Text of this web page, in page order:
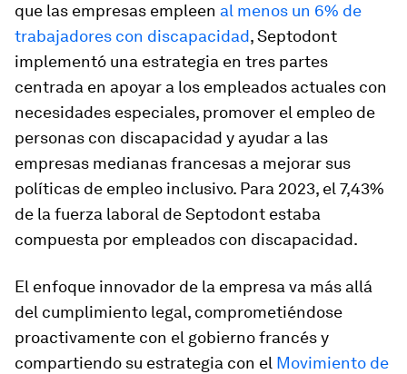
que las empresas empleen al menos un 6% de
trabajadores con discapacidad, Septodont
implementó una estrategia en tres partes
centrada en apoyar a los empleados actuales con
necesidades especiales, promover el empleo de
personas con discapacidad y ayudar a las
empresas medianas francesas a mejorar sus
políticas de empleo inclusivo. Para 2023, el 7,43%
de la fuerza laboral de Septodont estaba
compuesta por empleados con discapacidad.
El enfoque innovador de la empresa va más allá
del cumplimiento legal, comprometiéndose
proactivamente con el gobierno francés y
compartiendo su estrategia con el Movimiento de